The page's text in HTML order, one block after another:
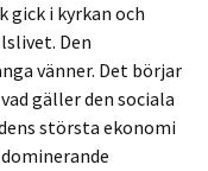
i kyrkan och
Den
vänner. Det börjar
gäller den sociala
största ekonomi